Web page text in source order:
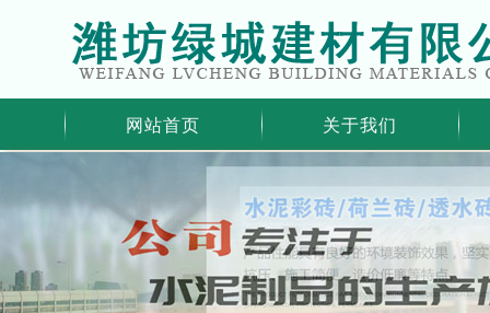
网站首页 关于我们